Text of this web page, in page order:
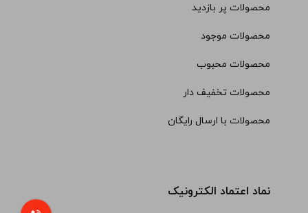
محصولات پر بازدید
محصولات موجود
محصولات محبوب
محصولات تخفیف دار
محصولات با ارسال رایگان
نماد اعتماد الکترونیک